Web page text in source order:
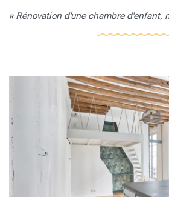
« Rénovation d'une chambre d'enfant,